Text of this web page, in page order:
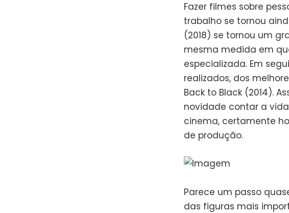
Fazer filmes sobre
trabalho se tornou
(2018) se tornou um
mesma medida em
especializada. Em
realizados, dos
Back to Black (2014).
novidade contar a
cinema, certamente
de produção.
Parece um passo
das figuras mais